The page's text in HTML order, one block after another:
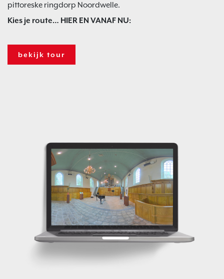
pittoreske ringdorp Noordwelle.
Kies je route… HIER EN VANAF NU:
bekijk tour